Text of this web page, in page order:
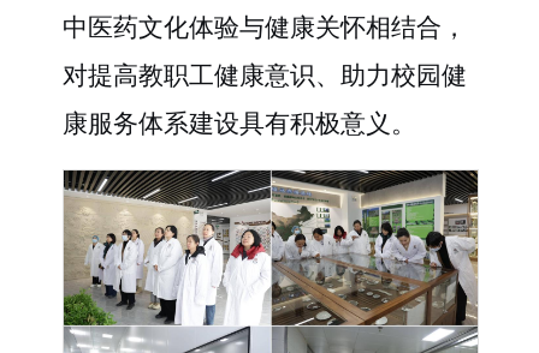
中医药文化体验与健康关怀相结合，
对提高教职工健康意识、助力校园健
康服务体系建设具有积极意义。